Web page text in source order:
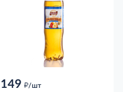
149 д/шт